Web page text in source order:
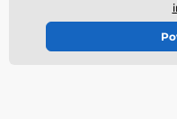
Zákaznický servis je k
+421 322 601 057